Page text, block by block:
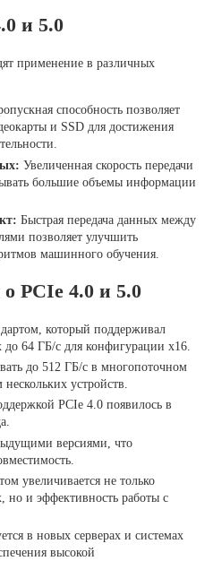
и 5.0
применение в различных
способность позволяет
и SSD для достижения
Увеличенная скорость передачи
большие объемы информации
Быстрая передача данных между
позволяет улучшить
машинного обучения.
PCIe 4.0 и 5.0
который поддерживал
до 64 ГБ/с для конфигурации x16.
до 512 ГБ/с в многопоточном
устройств.
PCIe 4.0 появилось в
версиями, что
увеличивается не только
но и эффективность работы с
в новых серверах и системах
высокой